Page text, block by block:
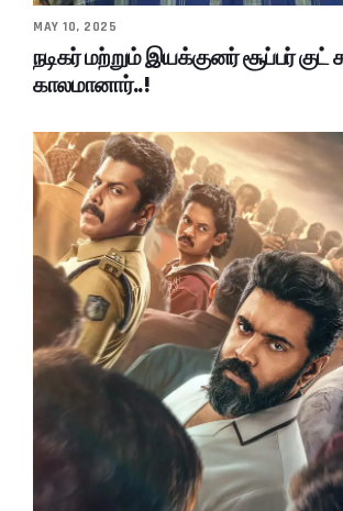
MAY 10, 2025
நடிகர் மற்றும் இயக்குனர் சூப்பர் குட்
காலமானார்..!